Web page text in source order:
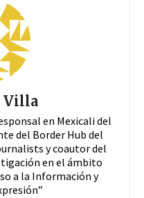
Villa
en Mexicali del
del Border Hub del
y coautor del
en el ámbito
a la Información y